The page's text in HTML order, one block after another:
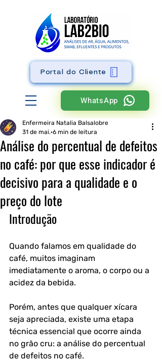
WhatsApp
Portal do Cliente
Análise do percentual de defeitos
no café: por que esse indicador é
decisivo para a qualidade e o
preço do lote
Enfermeira Natalia Balsalobre
31 de mai. 6 min de leitura
Introdução
Quando falamos em qualidade do
café, muitos imaginam
imediatamente o aroma, o corpo ou a
acidez da bebida.
Porém, antes que qualquer xícara
seja apreciada, existe uma etapa
técnica essencial que ocorre ainda
no grão cru: a análise do percentual
de defeitos no café.